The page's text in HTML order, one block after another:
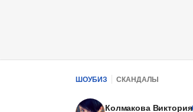
ШОУБИЗ СКАНДАЛЫ
Колмакова Виктория